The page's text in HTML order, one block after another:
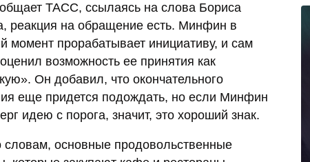
ТАСС, ссылаясь на слова Бориса
реакция на обращение есть. Минфин в
момент прорабатывает инициативу, и сам
возможность ее принятия как
Он добавил, что окончательного
еще придется подождать, но если Минфин
идею с порога, значит, это хороший знак.
словам, основные продовольственные